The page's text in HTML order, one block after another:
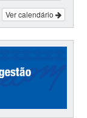
Ver calendário